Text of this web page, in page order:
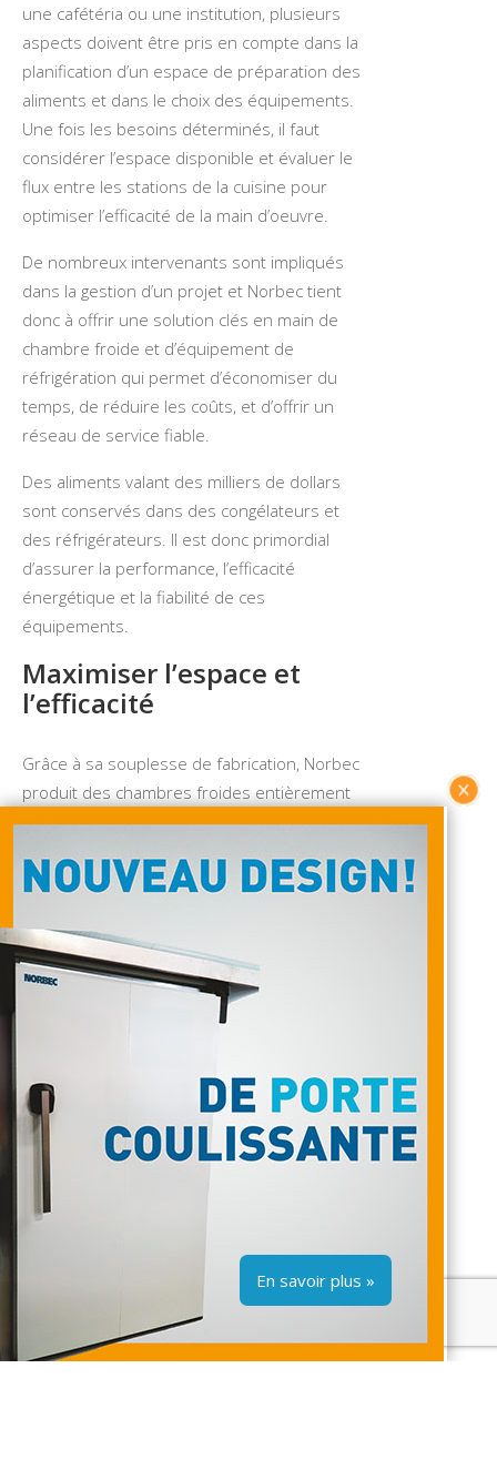
une cafétéria ou une institution, plusieurs
aspects doivent être pris en compte dans la
planification d’un espace de préparation des
aliments et dans le choix des équipements.
Une fois les besoins déterminés, il faut
considérer l’espace disponible et évaluer le
flux entre les stations de la cuisine pour
optimiser l’efficacité de la main d’oeuvre.
De nombreux intervenants sont impliqués
dans la gestion d’un projet et Norbec tient
donc à offrir une solution clés en main de
chambre froide et d’équipement de
réfrigération qui permet d’économiser du
temps, de réduire les coûts, et d’offrir un
réseau de service fiable.
Des aliments valant des milliers de dollars
sont conservés dans des congélateurs et
des réfrigérateurs. Il est donc primordial
d’assurer la performance, l’efficacité
énergétique et la fiabilité de ces
équipements.
Maximiser l’espace et
l’efficacité
Grâce à sa souplesse de fabrication, Norbec
produit des chambres froides entièrement
sur mesure à partir de panneaux isolants
modulaires en tenant compte des
contraintes réelles de l’industrie. Norbec
service alimentaire afin de créer des
espaces réfrigérés plus efficaces et plus
performants.
Un produit de haute qualité qui
répond aux exigences tout en
s’adaptant aux contraintes
dimensionnelles
Systèmes de réfrigération disponibles
Service après-vente
En savoir plus »